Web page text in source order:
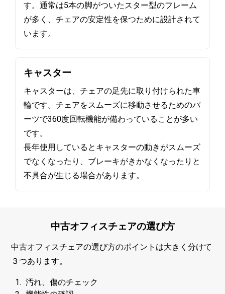
す。通常は5本の脚がついたスター型のフレーム
が多く、チェアの安定性を保つために設計されて
います。
キャスター
キャスターは、チェアの足先に取り付けられた車
輪です。チェアをスムーズに移動させるためのパ
ーツで360度回転機能が備わっていることが多い
です。
長年使用しているとキャスターの動きがスムーズ
でなくなったり、ブレーキがきかなくなったりと
不具合が生じる場合があります。
中古オフィスチェアの選び方
中古オフィスチェアの選び方のポイントは大きく分けて
３つあります。
汚れ、傷のチェック